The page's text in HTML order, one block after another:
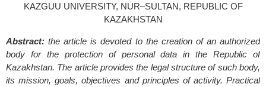
KAZGUU UNIVERSITY, NUR–SULTAN, REPUBLIC OF
KAZAKHSTAN
Abstract: the article is devoted to the creation of an authorized
body for the protection of personal data in the Republic of
Kazakhstan. The article provides the legal structure of such body,
its mission, goals, objectives and principles of activity. Practical